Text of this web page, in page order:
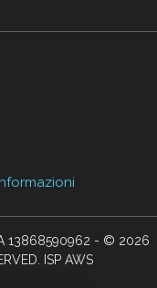
13868590962 - © 2026
ISP AWS